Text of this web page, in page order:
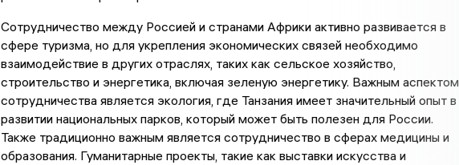
Сотрудничество между Россией и странами Африки активно развивается в
сфере туризма, но для укрепления экономических связей необходимо
взаимодействие в других отраслях, таких как сельское хозяйство,
строительство и энергетика, включая зеленую энергетику. Важным аспектом
сотрудничества является экология, где Танзания имеет значительный опыт в
развитии национальных парков, который может быть полезен для России.
Также традиционно важным является сотрудничество в сферах медицины и
образования. Гуманитарные проекты, такие как выставки искусства и